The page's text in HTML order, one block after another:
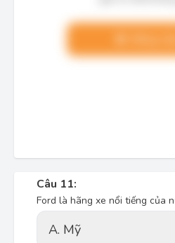
Câu 11:
Ford là hãng xe nổi tiếng của
A. Mỹ